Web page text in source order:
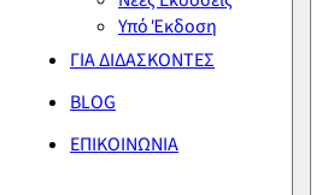
Υπό Έκδοση
ΓΙΑ ΔΙΔΑΣΚΟΝΤΕΣ
BLOG
ΕΠΙΚΟΙΝΩΝΙΑ